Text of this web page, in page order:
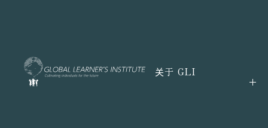
关于 GLI